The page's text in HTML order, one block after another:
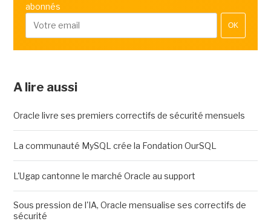
abonnés
OK
A lire aussi
Oracle livre ses premiers correctifs de sécurité mensuels
La communauté MySQL crée la Fondation OurSQL
L'Ugap cantonne le marché Oracle au support
Sous pression de l'IA, Oracle mensualise ses correctifs de
sécurité